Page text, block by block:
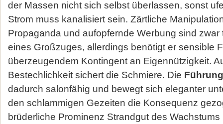
der Massen nicht sich selbst überlassen, sonst
Strom muss kanalisiert sein. Zärtliche
Propaganda und aufopfernde Werbung sind zwar
eines Großzuges, allerdings benötigt er sensible
überzeugendem Kontingent an Eigennützigkeit.
Bestechlichkeit sichert die Schmiere. Die Führung
dadurch salonfähig und bewegt sich eleganter
den schlammigen Gezeiten die Konsequenz
brüderliche Prominenz Strandgut des Wachstums